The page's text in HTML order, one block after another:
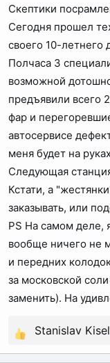
Скептики
Сегодня прошел
своего 10-летнего
Полчаса 3
возможной
предъявили всего
фар и
автосервисе
меня будет на
Следующая
Кстати, а
заказывать, или
PS На самом деле,
вообще ничего не
и передних
за московской
заменить). На
Р
е
Stanislav